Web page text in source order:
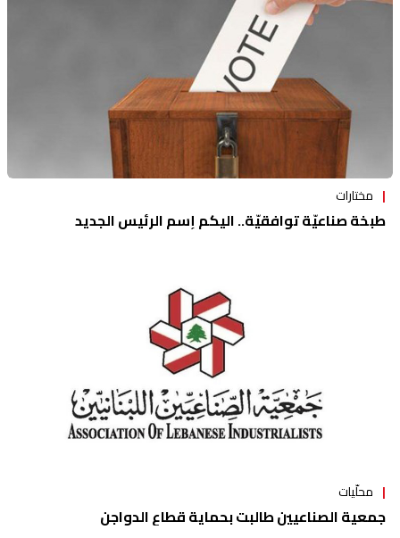
مختارات
طبخة صناعيّة توافقيّة.. اليكم إسم الرئيس الجديد
محلّيات
جمعية الصناعيين طالبت بحماية قطاع الدواجن